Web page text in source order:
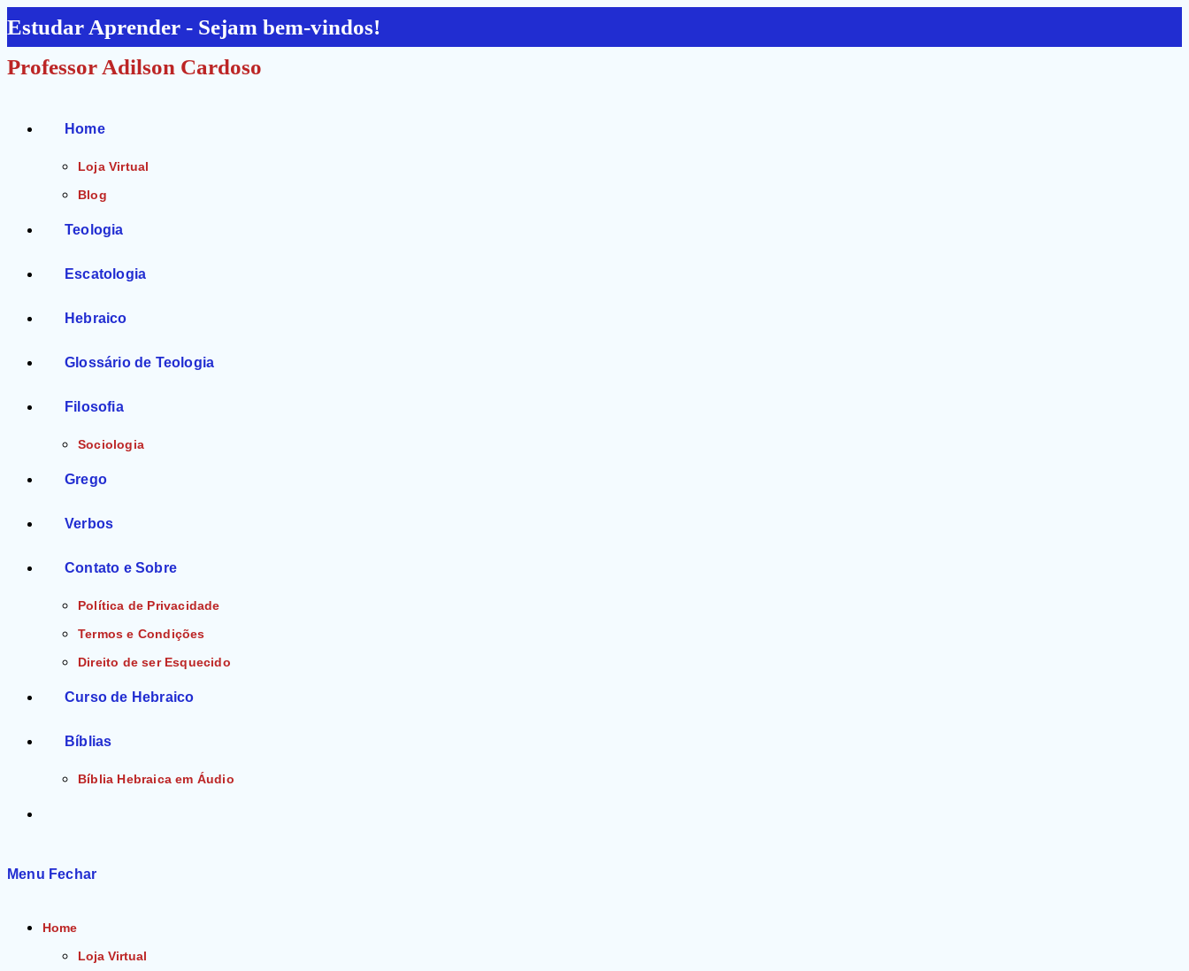
Ir
para
o
Estudar Aprender - Sejam bem-vindos!
Professor Adilson Cardoso
Home
Loja Virtual
Blog
Teologia
Escatologia
Hebraico
Glossário de Teologia
Filosofia
Sociologia
Grego
Verbos
Contato e Sobre
Política de Privacidade
Termos e Condições
Direito de ser Esquecido
Curso de Hebraico
Bíblias
Bíblia Hebraica em Áudio
Menu Fechar
Home
Loja Virtual